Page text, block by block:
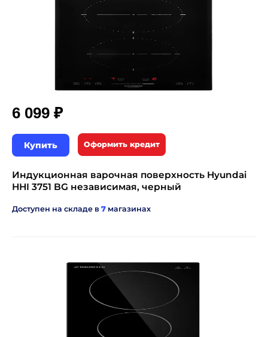
6 099 ₽
Купить Оформить кредит
Индукционная варочная поверхность Hyundai
HHI 3751 BG независимая, черный
Доступен на складе в 7 магазинах